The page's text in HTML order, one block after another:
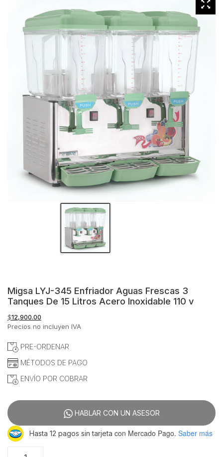
Migsa LYJ-345 Enfriador Aguas Frescas 3
Tanques De 15 Litros Acero Inoxidable 110 v
$12,900.00
Precios no incluyen IVA
PRE-ORDENAR
MÉTODOS DE PAGO
ENVÍO POR COBRAR
HABLAR CON UN ASESOR
Hasta 12 pagos sin tarjeta con Mercado Pago. Saber más